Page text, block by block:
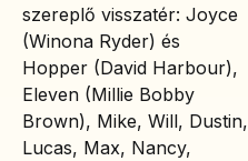
szereplő visszatér: Joyce
(Winona Ryder) és
Hopper (David Harbour),
Eleven (Millie Bobby
Brown), Mike, Will, Dustin,
Lucas, Max, Nancy,